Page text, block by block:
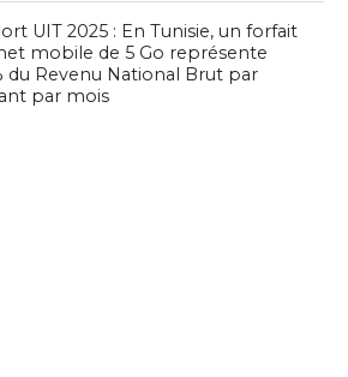
UIT 2025 : En Tunisie, un forfait
mobile de 5 Go représente
du Revenu National Brut par
par mois